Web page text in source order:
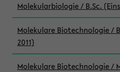
Molekularbiologie / B.Sc.
Molekulare Biotechnologie /
2011)
Molekulare Biotechnologie /